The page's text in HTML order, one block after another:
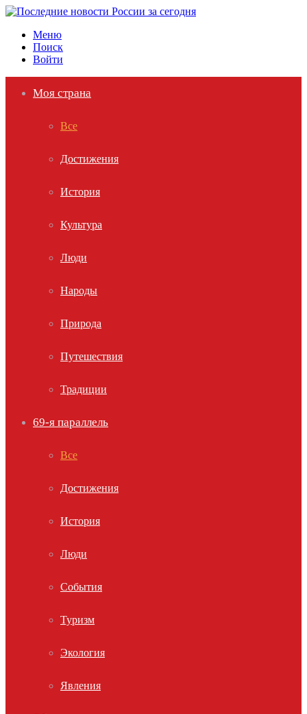
Меню
Поиск
Войти
Моя страна
Все
Достижения
История
Культура
Люди
Народы
Природа
Путешествия
Традиции
69-я параллель
Все
Достижения
История
Люди
События
Туризм
Экология
Явления